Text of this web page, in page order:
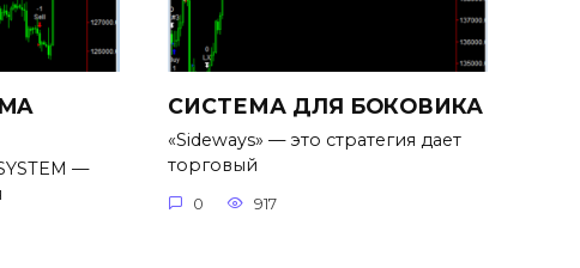
—
СИСТЕМА ДЛЯ БОКОВИКА
«Sideways» — это стратегия дает
торговый
0 917